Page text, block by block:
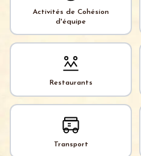
Activités de Cohésion
d'équipe
Restaurants
Transport